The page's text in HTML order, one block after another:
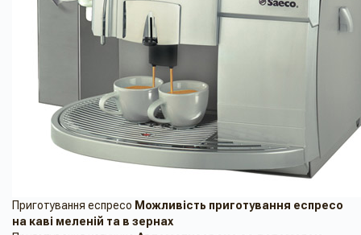
Приготування еспресо Можливість приготування еспресо
на кавi меленiй та в зернах